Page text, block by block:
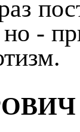
но -